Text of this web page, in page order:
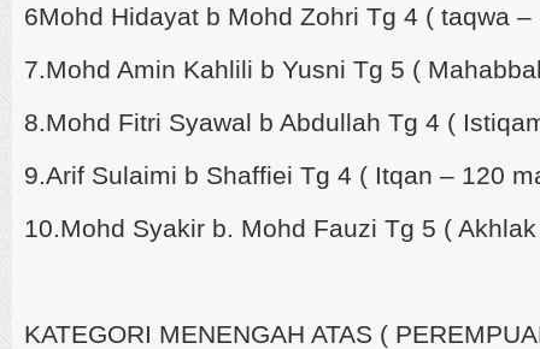
6Mohd Hidayat b Mohd Zohri Tg 4 ( taqwa
7.Mohd Amin Kahlili b Yusni Tg 5 (
8.Mohd Fitri Syawal b Abdullah Tg 4 (
9.Arif Sulaimi b Shaffiei Tg 4 ( Itqan – 120
10.Mohd Syakir b. Mohd Fauzi Tg 5 (
KATEGORI MENENGAH ATAS (